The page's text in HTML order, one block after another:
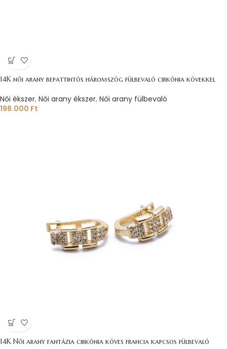
14K női arany bepattintós háromszög fülbevaló cirkónia kövekkel
Női ékszer, Női arany ékszer, Női arany fülbevaló
198.000 Ft
14K Női arany fantázia cirkónia köves francia kapcsos fülbevaló